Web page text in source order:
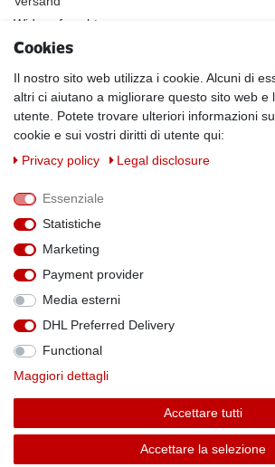
Widerrufsrecht
INFOS
Kundenanwendungen
Physikalische Eigenschaften
Magnetismus von A-Z
Magnetmaterialien
Downloads
Handelspartner werden
Facebook
* Alle Preise verstehen sich inkl. MwSt. zzgl.
freibleibend zzgl. Versandkosten und bei Nachnahme
Cookies
Il nostro sito web utilizza i cookie. Alcuni di
altri ci aiutano a migliorare questo sito web e
utente. Potete trovare ulteriori informazioni
cookie e sui vostri diritti di utente qui:
Privacy policy
Legal disclosure
Essenziale
Statistiche
Marketing
Payment provider
Media esterni
DHL Preferred Delivery
Functional
Maggiori dettagli
Accettare tutti
Accettare la selezione